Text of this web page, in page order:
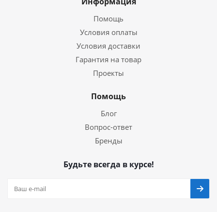
Помощь
Условия оплаты
Условия доставки
Гарантия на товар
Проекты
Помощь
Блог
Вопрос-ответ
Бренды
Будьте всегда в курсе!